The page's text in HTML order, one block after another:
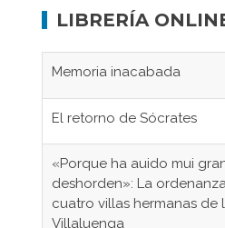
LIBRERÍA
Memoria inacabada
El retorno de Sócrates
«Porque ha auido mui
deshorden»: La
cuatro villas hermanas de
Villaluenga